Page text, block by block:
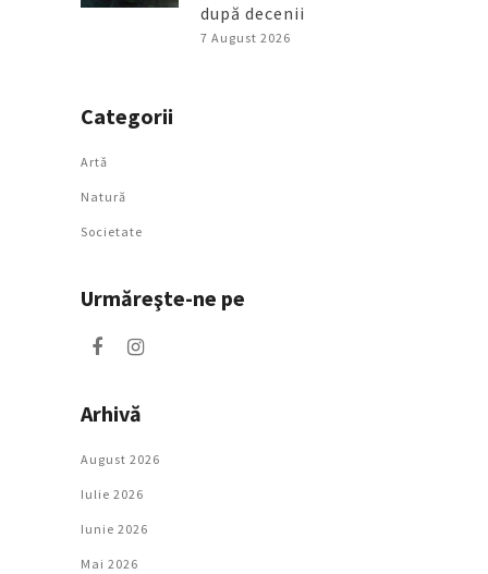
după decenii
7 August 2026
Categorii
Artǎ
Natură
Societate
Urmăreşte-ne pe
Arhivă
August 2026
Iulie 2026
Iunie 2026
Mai 2026